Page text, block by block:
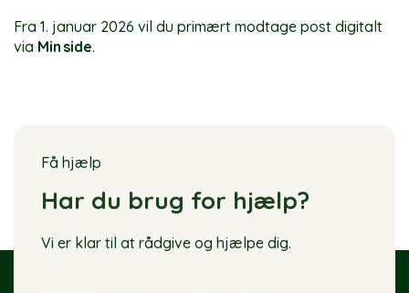
Fra 1. januar 2026 vil du primært modtage post digitalt
via Min side.
Få hjælp
Har du brug for hjælp?
Vi er klar til at rådgive og hjælpe dig.